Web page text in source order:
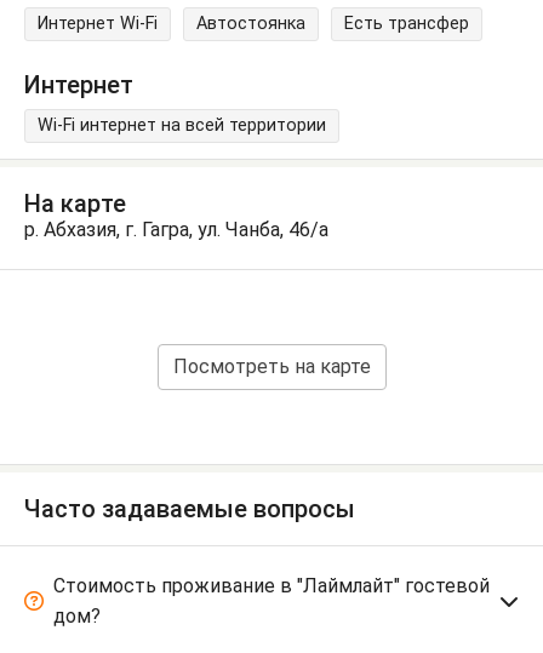
Интернет Wi-Fi Автостоянка Есть трансфер
Интернет
Wi-Fi интернет на всей территории
На карте
р. Абхазия, г. Гагра, ул. Чанба, 46/а
Посмотреть на карте
Часто задаваемые вопросы
Стоимость проживание в "Лаймлайт" гостевой
дом?